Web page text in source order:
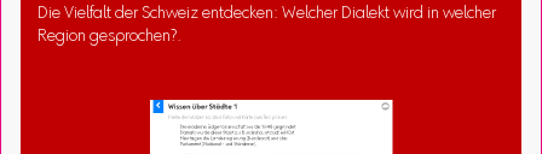
Die Vielfalt der Schweiz entdecken: Welcher Dialekt wird in welcher
Region gesprochen?.